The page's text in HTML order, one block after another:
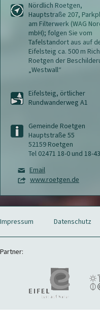
Nördlich Roetgen,
Hauptstraße 207,
am Filterwerk (WAG
mbH); folgen Sie vom
Tafelstandort aus auf
Eifelsteig ca. 500 m
Roetgen der
„Westwall“
Eifelsteig, örtlicher
Rundwanderweg A1
Gemeinde Roetgen
Hauptstraße 55
52159 Roetgen
Tel 02471 18-0 und 18-43
Email
www.roetgen.de
Impressum Datenschutz
Partner: